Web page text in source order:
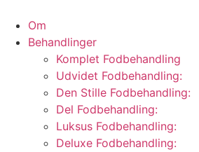
indhold
Om
Behandlinger
Komplet Fodbehandling
Udvidet Fodbehandling:
Den Stille Fodbehandling:
Del Fodbehandling:
Luksus Fodbehandling:
Deluxe Fodbehandling: